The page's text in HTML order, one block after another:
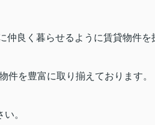
仲良く暮らせるように賃貸物件を
件を豊富に取り揃えております。
い。